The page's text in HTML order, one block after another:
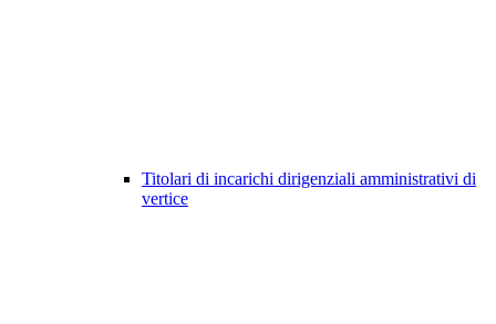
Titolari di incarichi dirigenziali amministrativi di
vertice